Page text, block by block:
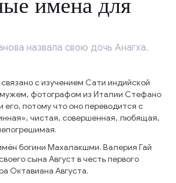
имена для
назвала свою дочь Анагха.
с изучением Сати индийской
мужем, фотографом из Италии Стефано
его, потому что оно переводится с
чистая, совершенная, любящая,
богини Махалакшми. Валерия Гай
сына Август в честь первого
Октавиана Августа.